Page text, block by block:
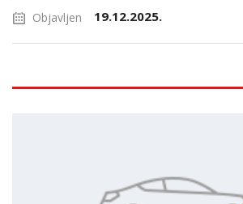
Objavljen 19.12.2025.